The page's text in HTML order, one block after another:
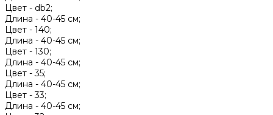
Цвет - db2;
Длина - 40-45 см;
Цвет - 140;
Длина - 40-45 см;
Цвет - 130;
Длина - 40-45 см;
Цвет -35;
Длина - 40-45 см;
Цвет -33;
Длина - 40-45 см;